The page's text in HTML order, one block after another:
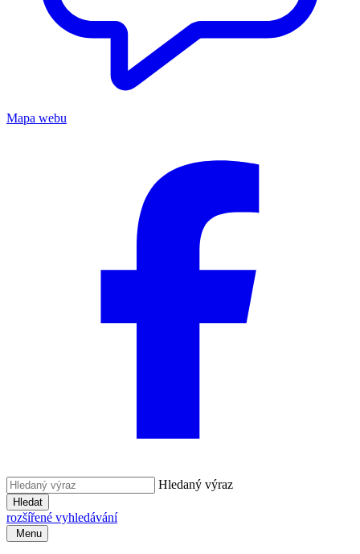
Mapa webu
Hledaný výraz
Hledat
rozšířené vyhledávání
Menu